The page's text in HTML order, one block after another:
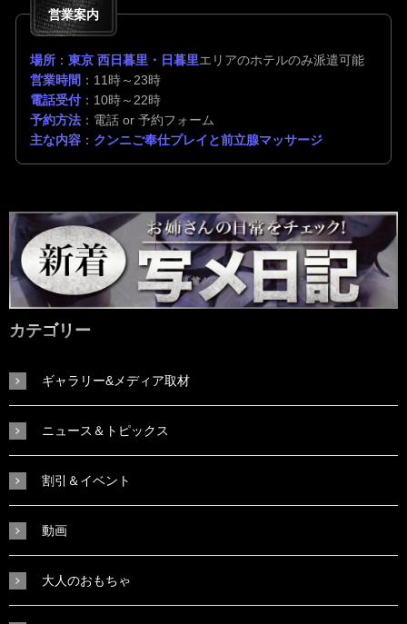
営業案内
場所 ： 東京 西日暮里・日暮里エリアのホテルのみ派遣可能
営業時間 ：11時～23時
電話受付：10時～22時
予約方法 ：電話 or 予約フォーム
主な内容 ： クンニご奉仕プレイと前立腺マッサージ
カテゴリー
ギャラリー&メディア取材
ニュース＆トピックス
割引＆イベント
動画
大人のおもちゃ